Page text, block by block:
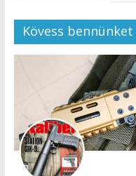
Kövess